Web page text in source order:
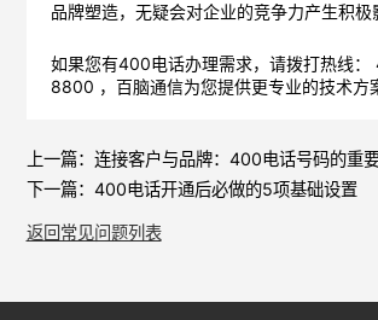
品牌塑造，无疑会对企业的竞争力产生积极
如果您有400电话办理需求，请拨打热线
8800 ，百脑通信为您提供更专业的技术方
上一篇： 连接客户与品牌：400电话号码的重
下一篇： 400电话开通后必做的5项基础设置
返回常见问题列表